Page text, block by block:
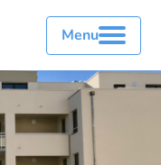
Menu